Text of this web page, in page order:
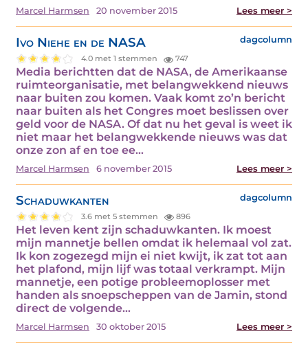
Marcel Harmsen 20 november 2015 Lees meer >
Ivo Niehe en de NASA dagcolumn
4.0 met 1 stemmen 747
Media berichtten dat de NASA, de Amerikaanse
ruimteorganisatie, met belangwekkend nieuws
naar buiten zou komen. Vaak komt zo’n bericht
naar buiten als het Congres moet beslissen over
geld voor de NASA. Of dat nu het geval is weet ik
niet maar het belangwekkende nieuws was dat
onze zon af en toe ee...
Marcel Harmsen 6 november 2015 Lees meer >
Schaduwkanten dagcolumn
3.6 met 5 stemmen 896
Het leven kent zijn schaduwkanten. Ik moest
mijn mannetje bellen omdat ik helemaal vol zat.
Ik kon zogezegd mijn ei niet kwijt, ik zat tot aan
het plafond, mijn lijf was totaal verkrampt. Mijn
mannetje, een potige probleemoplosser met
handen als snoepscheppen van de Jamin, stond
direct de volgende...
Marcel Harmsen 30 oktober 2015 Lees meer >